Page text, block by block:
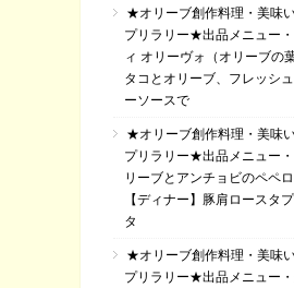
★オリーブ創作料理・美味
プリラリー★出品メニュー
ィ オリーヴォ（オリーブの
タコとオリーブ、フレッシ
ーソースで
★オリーブ創作料理・美味
プリラリー★出品メニュー
リーブとアンチョビのペペ
【ディナー】豚肩ロースタ
タ
★オリーブ創作料理・美味
プリラリー★出品メニュー